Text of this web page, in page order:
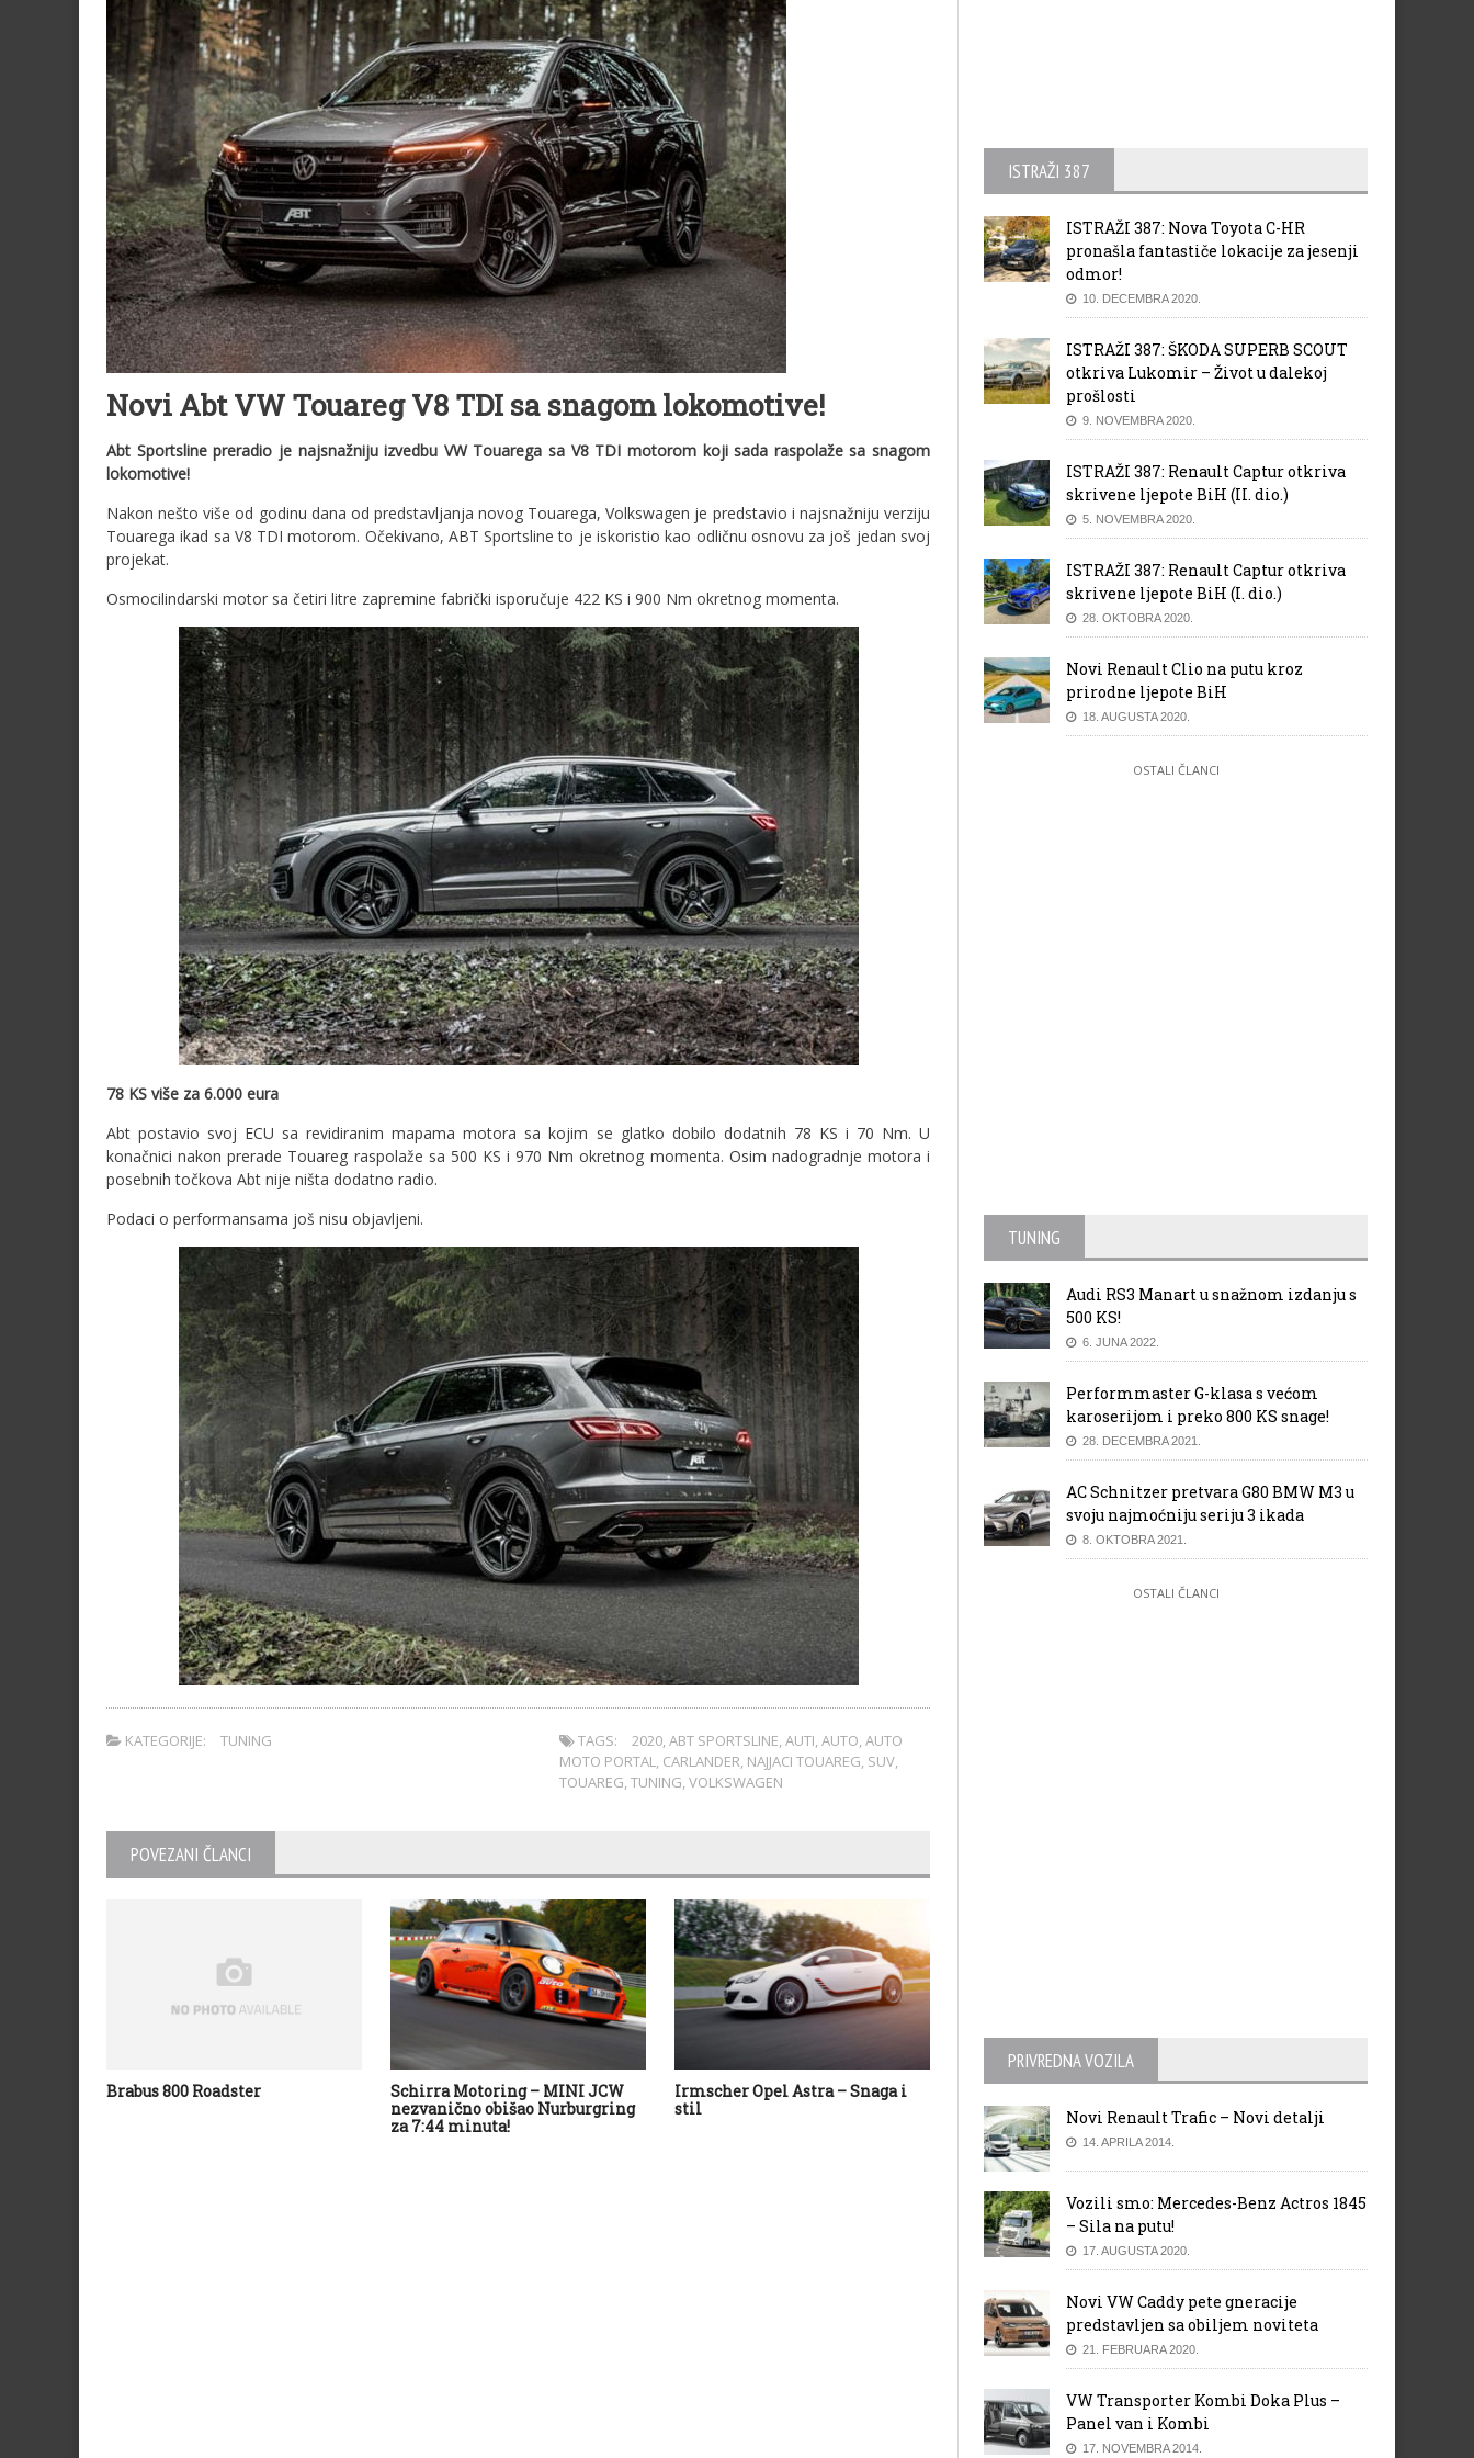
Novi Abt VW Touareg V8 TDI sa snagom lokomotive!
Abt Sportsline preradio je najsnažniju izvedbu VW Touarega sa V8 TDI motorom koji sada raspolaže sa snagom
lokomotive!
Nakon nešto više od godinu dana od predstavljanja novog Touarega, Volkswagen je predstavio i najsnažniju verziju
Touarega ikad sa V8 TDI motorom. Očekivano, ABT Sportsline to je iskoristio kao odličnu osnovu za još jedan svoj
projekat.
Osmocilindarski motor sa četiri litre zapremine fabrički isporučuje 422 KS i 900 Nm okretnog momenta.
78 KS više za 6.000 eura
Abt postavio svoj ECU sa revidiranim mapama motora sa kojim se glatko dobilo dodatnih 78 KS i 70 Nm. U
konačnici nakon prerade Touareg raspolaže sa 500 KS i 970 Nm okretnog momenta. Osim nadogradnje motora i
posebnih točkova Abt nije ništa dodatno radio.
Podaci o performansama još nisu objavljeni.
KATEGORIJE: TUNING TAGS: 2020,ABT SPORTSLINE,AUTI,AUTO,AUTO
MOTO PORTAL, CARLANDER, NAJJACI TOUAREG, SUV,
TOUAREG,TUNING,VOLKSWAGEN
POVEZANI ČLANCI
Brabus 800 Roadster
Schirra Motoring – MINI JCW
nezvanično obišao Nurburgring
za 7:44 minuta!
Irmscher Opel Astra – Snaga i
stil
Audi S6 SKN tuning
G-POWER BMW M3/M4 –
liga
ISTRAŽI 387
ISTRAŽI 387: Nova Toyota C-HR
pronašla fantastiče lokacije za jesenji
odmor!
10. DECEMBRA 2020.
ISTRAŽI 387: ŠKODA SUPERB SCOUT
otkriva Lukomir – Život u dalekoj
prošlosti
9. NOVEMBRA 2020.
ISTRAŽI 387: Renault Captur otkriva
skrivene ljepote BiH (II. dio.)
5. NOVEMBRA 2020.
ISTRAŽI 387: Renault Captur otkriva
skrivene ljepote BiH (I. dio.)
28. OKTOBRA 2020.
Novi Renault Clio na putu kroz
prirodne ljepote BiH
18. AUGUSTA 2020.
OSTALI ČLANCI
TUNING
Audi RS3 Manart u snažnom izdanju s
500 KS!
6. JUNA 2022.
Performmaster G-klasa s većom
karoserijom i preko 800 KS snage!
28. DECEMBRA 2021.
AC Schnitzer pretvara G80 BMW M3 u
svoju najmoćniju seriju 3 ikada
8. OKTOBRA 2021.
OSTALI ČLANCI
PRIVREDNA VOZILA
Novi Renault Trafic – Novi detalji
14. APRILA 2014.
Vozili smo: Mercedes-Benz Actros 1845
– Sila na putu!
17. AUGUSTA 2020.
Novi VW Caddy pete gneracije
predstavljen sa obiljem noviteta
21. FEBRUARA 2020.
VW Transporter Kombi Doka Plus –
Panel van i Kombi
17. NOVEMBRA 2014.